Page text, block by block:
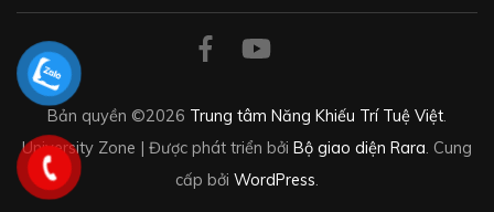
Bản quyền ©2026 Trung tâm Năng Khiếu Trí Tuệ Việt
University Zone | Được phát triển bởi Bộ giao diện Rara . Cung
cấp bởi WordPress